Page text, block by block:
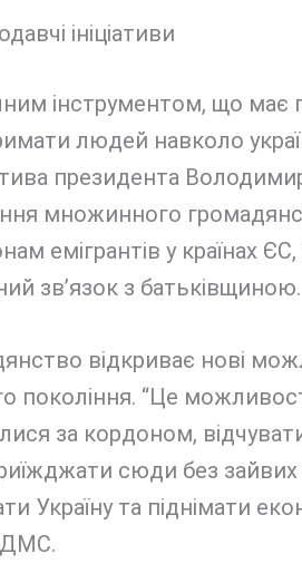
ініціативи
інструментом, що має
людей навколо
президента
множинного
емігрантів у країнах
зв’язок з батьківщиною.
відкриває нові
покоління. “Це
за кордоном,
сюди без
Україну та піднімати
ДМС.